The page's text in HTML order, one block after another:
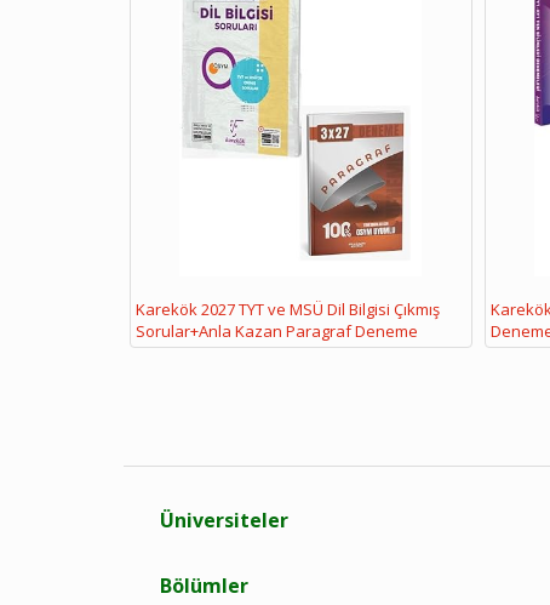
Karekök 2027 TYT ve MSÜ Dil Bilgisi Çıkmış
Sorular+Anla Kazan Paragraf Deneme
Üniversiteler
Bölümler